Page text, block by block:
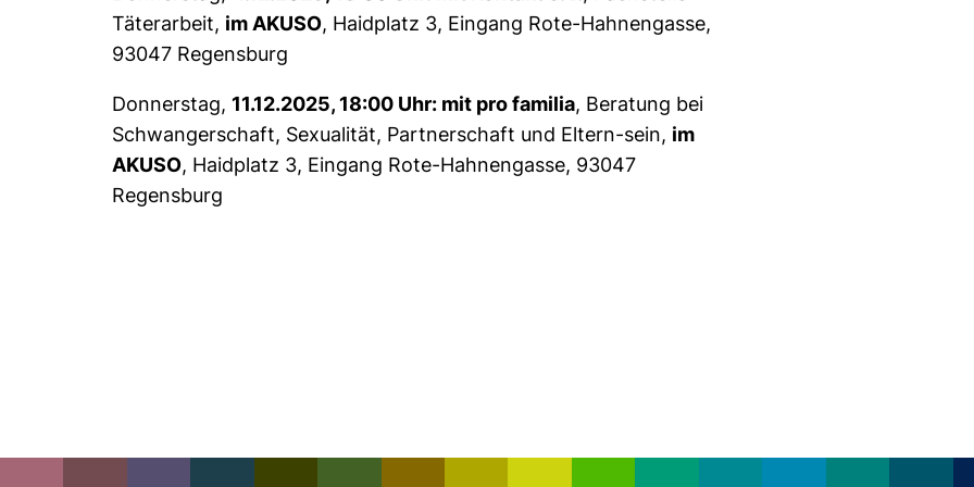
Täterarbeit, im AKUSO, Haidplatz 3, Eingang Rote-Hahnengasse,
93047 Regensburg
Donnerstag,11.12.2025, 18:00 Uhr: mit pro familia, Beratung bei
Schwangerschaft, Sexualität, Partnerschaft und Eltern-sein, im
AKUSO, Haidplatz 3, Eingang Rote-Hahnengasse, 93047
Regensburg